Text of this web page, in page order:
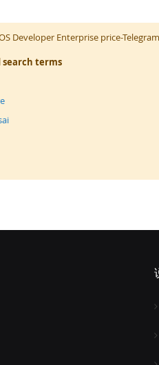
Developer Enterprise price-
search terms